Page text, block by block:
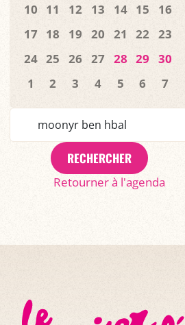
10
11 12 13 14 15
16
17
18 19 20 21 22 23
24 25 26 27 28 29
30
1
2 3 4 5 6 7
RECHERCHER
Retourner à l'agenda